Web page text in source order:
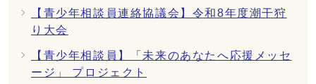
【青少年相談員連絡協議会】令和8年度潮干狩
り大会
【青少年相談員】「未来のあなたへ応援メッセ
ージ」 プロジェクト